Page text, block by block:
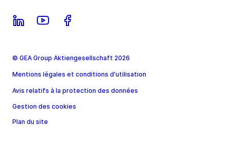
© GEA Group Aktiengesellschaft 2026
Mentions légales et conditions d'utilisation
Avis relatifs à la protection des données
Gestion des cookies
Plan du site